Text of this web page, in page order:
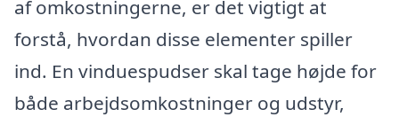
af omkostningerne, er det vigtigt at
forstå, hvordan disse elementer spiller
ind. En vinduespudser skal tage højde for
både arbejdsomkostninger og udstyr,